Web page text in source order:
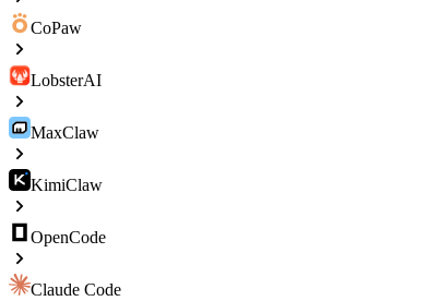
CoPaw
LobsterAI
MaxClaw
KimiClaw
OpenCode
Claude Code